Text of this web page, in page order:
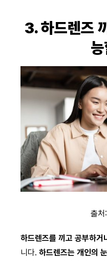
3. 하드렌즈
출처:
하드렌즈를 끼고 공부하거
니다. 하드렌즈는 개인의